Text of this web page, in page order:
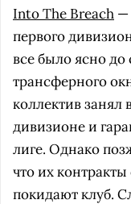
Into The Breach —
первого
все было ясно
трансферного
коллектив занял
дивизионе и
лиге. Однако
что их
покидают клуб.